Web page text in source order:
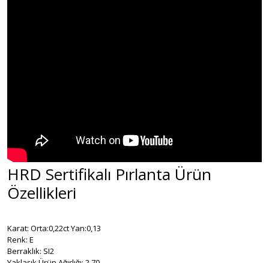
HRD Sertifikalı Pırlanta Ürün
Özellikleri
Karat: Orta:0,22ct Yan:0,13
Renk: E
Berraklık: SI2